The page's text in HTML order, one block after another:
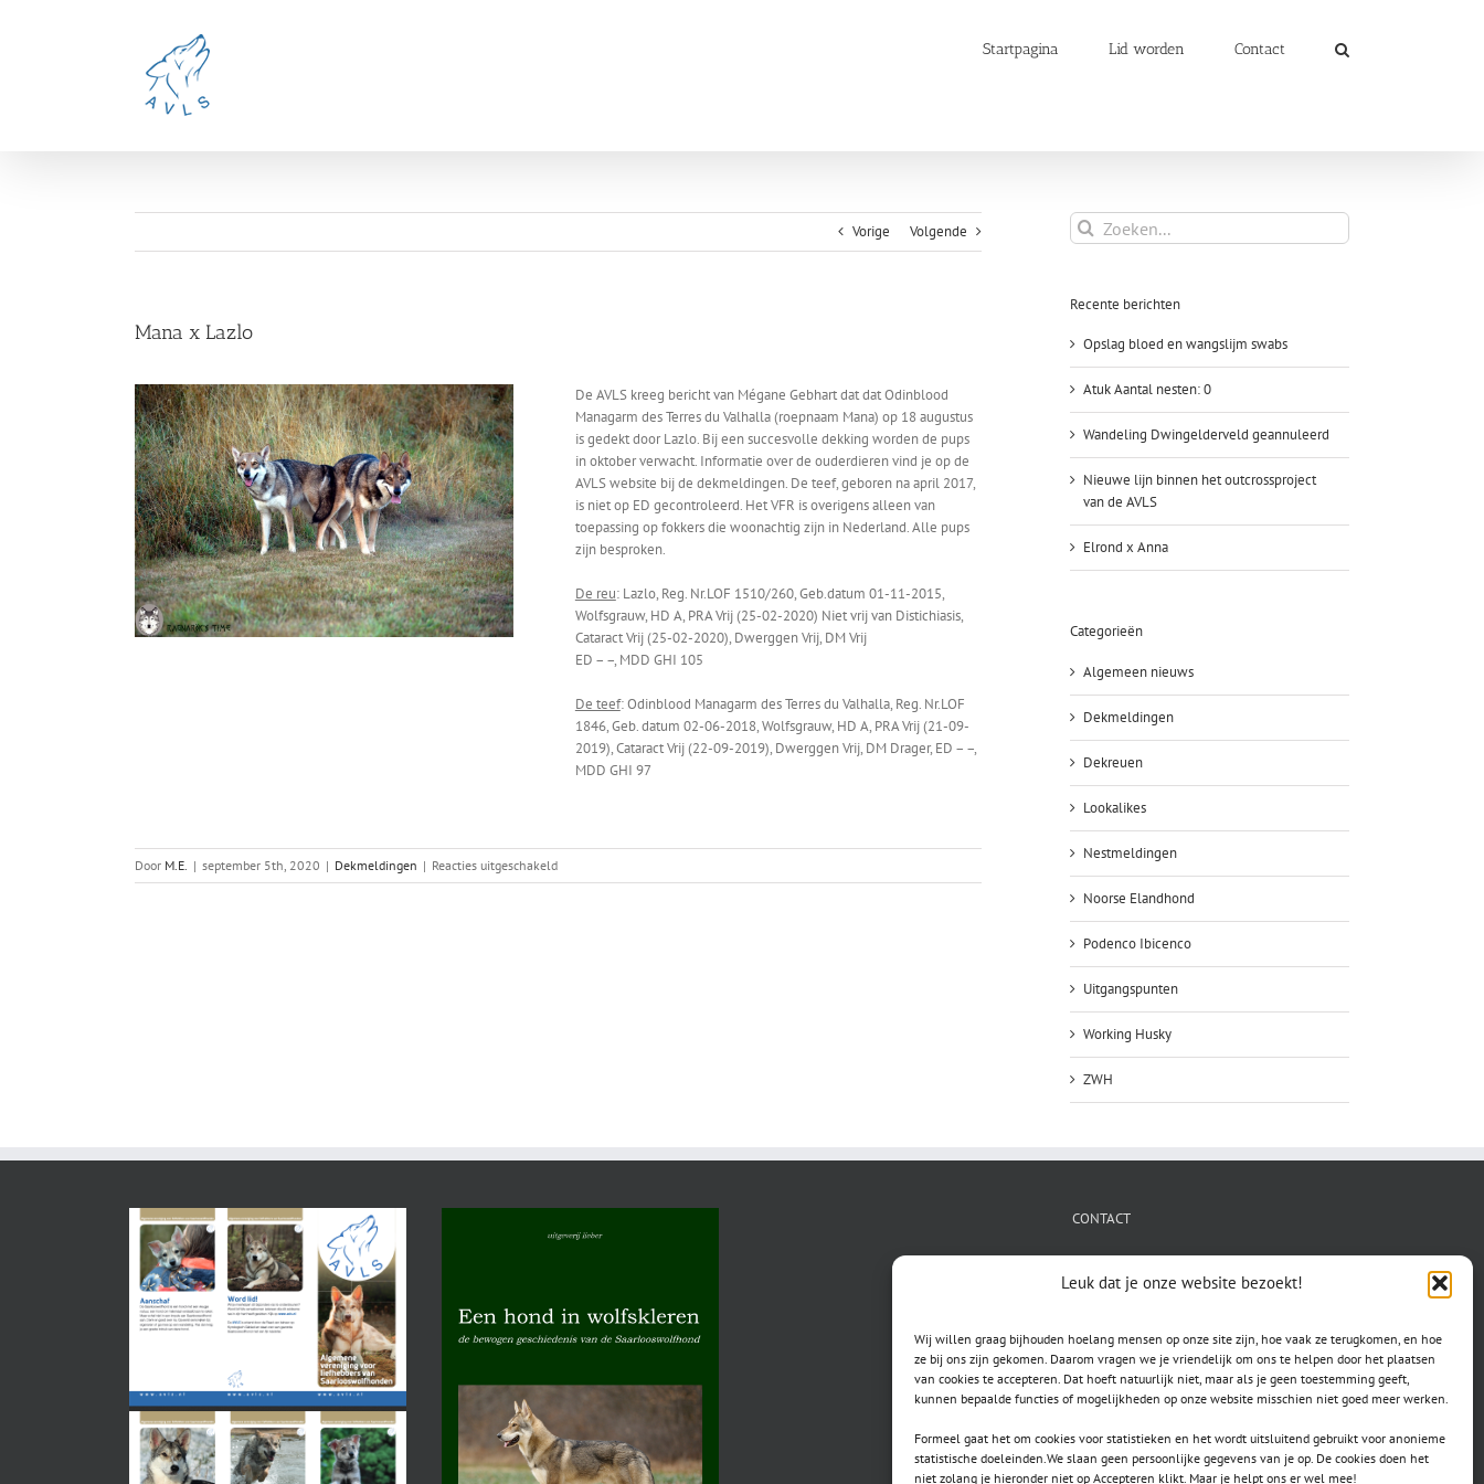
Leuk dat je onze website bezoekt!
Wij willen graag bijhouden hoelang mensen op onze site zijn, hoe vaak ze terugkomen, en hoe
ze bij ons zijn gekomen. Daarom vragen we je vriendelijk om ons te helpen door het plaatsen
van cookies te accepteren. Dat hoeft natuurlijk niet, maar als je geen toestemming geeft,
kunnen bepaalde functies of mogelijkheden op onze website misschien niet goed meer werken.
Formeel gaat het om cookies voor statistieken en het wordt uitsluitend gebruikt voor anonieme
statistische doeleinden.We slaan geen persoonlijke gegevens van je op. De cookies doen het
niet zolang je hieronder niet op Accepteren klikt. Maar je helpt ons er wel mee!
Startpagina Lid worden Contact
Vorige Volgende
Mana x Lazlo
De AVLS kreeg bericht van Mégane Gebhart dat dat Odinblood
Managarm des Terres du Valhalla (roepnaam Mana) op 18 augustus
is gedekt door Lazlo. Bij een succesvolle dekking worden de pups
in oktober verwacht. Informatie over de ouderdieren vind je op de
AVLS website bij de dekmeldingen. De teef, geboren na april 2017,
is niet op ED gecontroleerd. Het VFR is overigens alleen van
toepassing op fokkers die woonachtig zijn in Nederland. Alle pups
zijn besproken.
De reu: Lazlo, Reg. Nr.LOF 1510/260, Geb.datum 01-11-2015,
Wolfsgrauw, HD A, PRA Vrij (25-02-2020) Niet vrij van Distichiasis,
Cataract Vrij (25-02-2020), Dwerggen Vrij, DM Vrij
ED – –, MDD GHI 105
De teef: Odinblood Managarm des Terres du Valhalla, Reg. Nr.LOF
1846, Geb. datum 02-06-2018, Wolfsgrauw, HD A, PRA Vrij (21-09-
2019), Cataract Vrij (22-09-2019), Dwerggen Vrij, DM Drager, ED – –,
MDD GHI 97
Door M.E. | september 5th, 2020 | Dekmeldingen | Reacties uitgeschakeldvoor
Mana
Zoeken
naar:
Recente berichten
Opslag bloed en wangslijm swabs
Atuk Aantal nesten: 0
Wandeling Dwingelderveld geannuleerd
Nieuwe lijn binnen het outcrossproject
van de AVLS
Elrond x Anna
Categorieën
Algemeen nieuws
Dekmeldingen
Dekreuen
Lookalikes
Nestmeldingen
Noorse Elandhond
Podenco Ibicenco
Uitgangspunten
Working Husky
ZWH
CONTACT